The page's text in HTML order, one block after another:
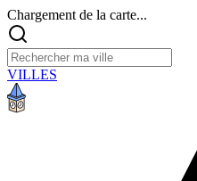
Chargement de la carte...
VILLES